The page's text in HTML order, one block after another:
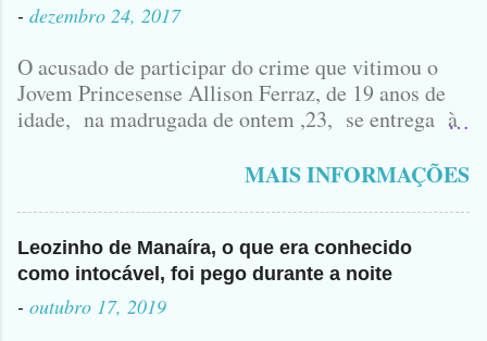
- dezembro 24, 2017
O acusado de participar do crime que vitimou o
Jovem Princesense Allison Ferraz, de 19 anos de
idade, na madrugada de ontem ,23, se entrega à
vulgo ( CORRÓ ) falou como tudo aconteceu ...
MAIS INFORMAÇÕES
Leozinho de Manaíra, o que era conhecido
como intocável, foi pego durante a noite
- outubro 17, 2019